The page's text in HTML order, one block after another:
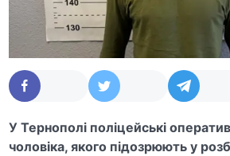
УТернополі поліцейські
чоловіка, якого підозрюють у